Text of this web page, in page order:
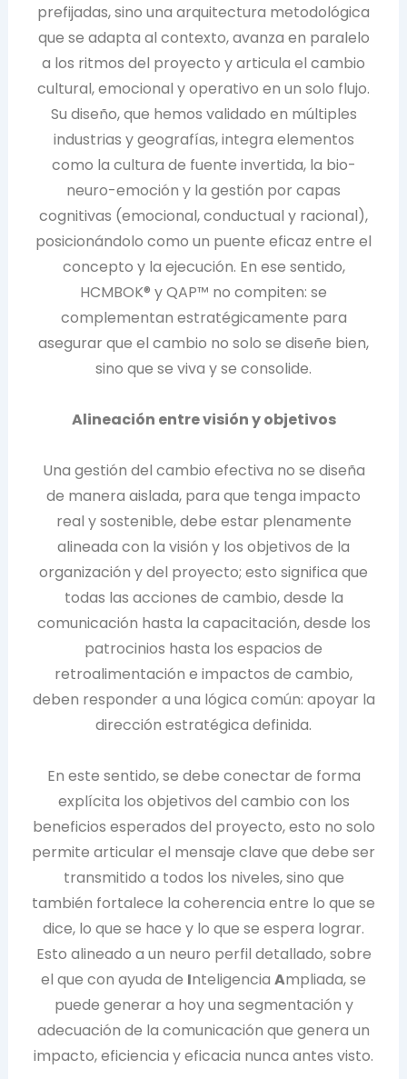
prefijadas, sino una arquitectura metodológica
que se adapta al contexto, avanza en paralelo
a los ritmos del proyecto y articula el cambio
cultural, emocional y operativo en un solo flujo.
Su diseño, que hemos validado en múltiples
industrias y geografías, integra elementos
como la cultura de fuente invertida, la bio-
neuro-emoción y la gestión por capas
cognitivas (emocional, conductual y racional),
posicionándolo como un puente eficaz entre el
concepto y la ejecución. En ese sentido,
HCMBOK® y QAP™ no compiten: se
complementan estratégicamente para
asegurar que el cambio no solo se diseñe bien,
sino que se viva y se consolide.
Alineación entre visión y objetivos
Una gestión del cambio efectiva no se diseña
de manera aislada, para que tenga impacto
real y sostenible, debe estar plenamente
alineada con la visión y los objetivos de la
organización y del proyecto; esto significa que
todas las acciones de cambio, desde la
comunicación hasta la capacitación, desde los
patrocinios hasta los espacios de
retroalimentación e impactos de cambio,
deben responder a una lógica común: apoyar la
dirección estratégica definida.
En este sentido, se debe conectar de forma
explícita los objetivos del cambio con los
beneficios esperados del proyecto, esto no solo
permite articular el mensaje clave que debe ser
transmitido a todos los niveles, sino que
también fortalece la coherencia entre lo que se
dice, lo que se hace y lo que se espera lograr.
Esto alineado a un neuro perfil detallado, sobre
el que con ayuda de Inteligencia Ampliada, se
puede generar a hoy una segmentación y
adecuación de la comunicación que genera un
impacto, eficiencia y eficacia nunca antes visto.